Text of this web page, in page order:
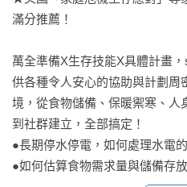
滿分推薦！
萬全準備X生存技能X具體計畫
供各種令人安心的協助與計劃周
境，從食物儲備、保暖禦寒、人
到社群建立，全部搞定！
●長期停水停電，如何處理水電
●如何估算食物需求量與儲備存